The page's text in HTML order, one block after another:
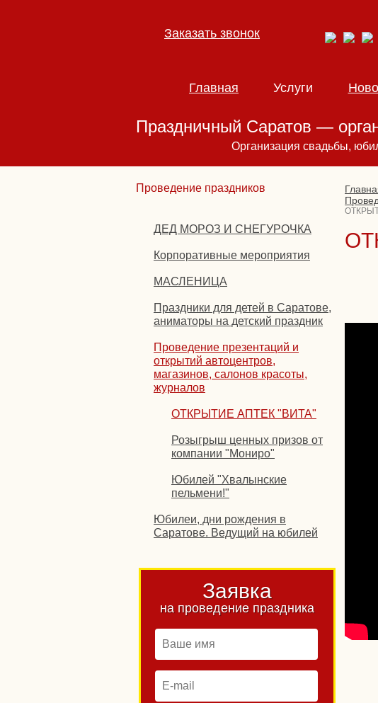
Проведение праздников
ДЕД МОРОЗ И СНЕГУРОЧКА
Корпоративные мероприятия
МАСЛЕНИЦА
Праздники для детей в Саратове,
аниматоры на детский праздник
Проведение презентаций и
открытий автоцентров,
магазинов, салонов красоты,
журналов
ОТКРЫТИЕ АПТЕК "ВИТА"
Розыгрыш ценных призов от
компании "Мониро"
Юбилей "Хвалынские
пельмени!"
Юбилеи, дни рождения в
Саратове. Ведущий на юбилей
Заявка
на проведение праздника
Праздничный Саратов —
Организация свадьбы,
Заказать звонок
Главная Услуги